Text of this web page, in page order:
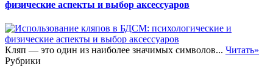
физические аспекты и выбор аксессуаров
Кляп — это один из наиболее значимых символов... Читать»
Рубрики